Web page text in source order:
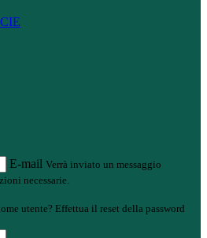
E-mail Verrà inviato un messaggio
necessarie.
utente? Effettua il reset della password